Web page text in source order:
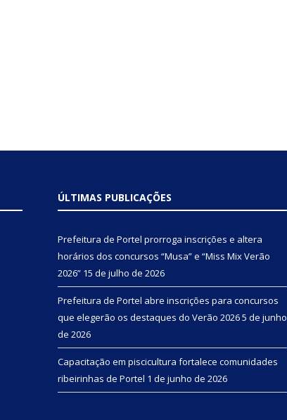
ÚLTIMAS PUBLICAÇÕES
Prefeitura de Portel prorroga inscrições e altera
horários dos concursos “Musa” e “Miss Mix Verão
2026” 15 de julho de 2026
Prefeitura de Portel abre inscrições para concursos
que elegerão os destaques do Verão 20265 de junho
de 2026
Capacitação em piscicultura fortalece comunidades
ribeirinhas de Portel 1 de junho de 2026